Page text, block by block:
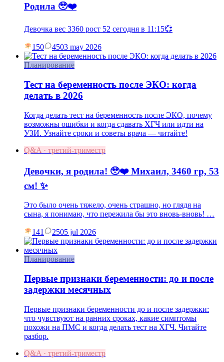
Родила 🥹❤️
Девочка вес 3360 рост 52 сегодня в 11:15💞
150 4503 may 2026
Планирование
Тест на беременность после ЭКО: когда
делать в 2026
Когда делать тест на беременность после ЭКО, почему
возможны ошибки и когда сдавать ХГЧ или идти на
УЗИ. Узнайте сроки и советы врача — читайте!
Q&A · третий-триместр
Девочки, я родила! 🥹❤️ Михаил, 3460 гр, 53
см! ✨
Это было очень тяжело, очень страшно, но глядя на
сына, я понимаю, что пережила бы это вновь-вновь! …
141 2505 jul 2026
Планирование
Первые признаки беременности: до и после
задержки месячных
Первые признаки беременности до и после задержки:
что чувствуют на ранних сроках, какие симптомы
похожи на ПМС и когда делать тест на ХГЧ. Читайте
разбор.
Q&A · третий-триместр